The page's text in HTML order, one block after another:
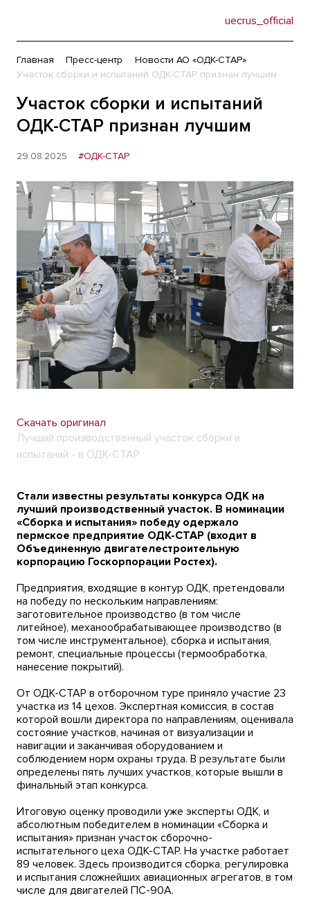
uecrus_official
Главная Пресс-центр
Новости АО «ОДК-СТАР»
Участок сборки и испытаний ОДК-СТАР признан лучшим
Участок сборки и испытаний
ОДК-СТАР признан лучшим
29.08.2025 #ОДК-СТАР
Скачать оригинал
Лучший производственный участок сборки и
испытаний - в ОДК-СТАР
Стали известны результаты конкурса ОДК на
лучший производственный участок. В номинации
«Сборка и испытания» победу одержало
пермское предприятие ОДК-СТАР (входит в
Объединенную двигателестроительную
корпорацию Госкорпорации Ростех).
Предприятия, входящие в контур ОДК, претендовали
на победу по нескольким направлениям:
заготовительное производство (в том числе
литейное), механообрабатывающее производство (в
том числе инструментальное), сборка и испытания,
ремонт, специальные процессы (термообработка,
нанесение покрытий).
От ОДК-СТАР в отборочном туре приняло участие 23
участка из 14 цехов. Экспертная комиссия, в состав
которой вошли директора по направлениям, оценивала
состояние участков, начиная от визуализации и
навигации и заканчивая оборудованием и
соблюдением норм охраны труда. В результате были
определены пять лучших участков, которые вышли в
финальный этап конкурса.
Итоговую оценку проводили уже эксперты ОДК, и
абсолютным победителем в номинации «Сборка и
испытания» признан участок сборочно-
испытательного цеха ОДК-СТАР. На участке работает
89 человек. Здесь производится сборка, регулировка
и испытания сложнейших авиационных агрегатов, в том
числе для двигателей ПС-90А.